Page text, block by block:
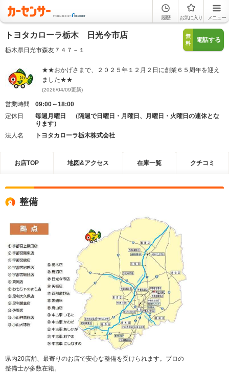
履歴 お気に入り メニュー
トヨタカローラ栃木 日光今市店
栃木県日光市森友７４７－１
無
料
電話する
★★おかげさまで、２０２５年１２月２日に創業６５周年を迎え
ました★★
(2026/04/09更新)
営業時間
09:00～18:00
定休日
毎週月曜日 （隔週で日曜日・月曜日、月曜日・火曜日の連休とな
ります）
法人名
トヨタカローラ栃木株式会社
お店TOP 地図&アクセス 在庫一覧 クチコミ
整備
県内20店舗、最寄りのお店で安心な整備を受けられます。プロの
整備士が多数在籍。